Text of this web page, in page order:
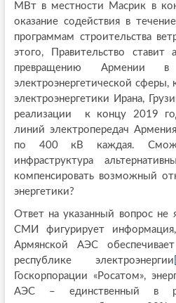
МВт в местности Масрик в
оказание содействия в
программам строительства
этого, Правительство
превращению Армении в
электроэнергетической
электроэнергетики Ирана,
реализации к концу 2019
линий электропередач
по 400 кВ каждая.
инфраструктура
компенсировать возможный
энергетики?
Ответ на указанный вопрос не
СМИ фигурирует
Армянской АЭС
республике электроэнергии
Госкорпорации «Росатом»,
АЭС – единственный в